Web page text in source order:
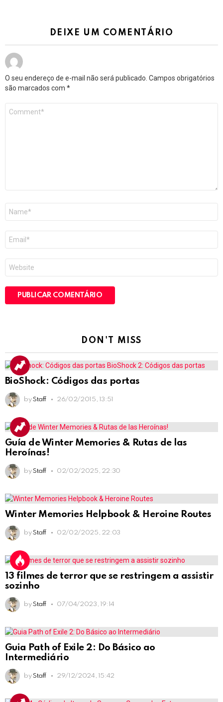
DEIXE UM COMENTÁRIO
O seu endereço de e-mail não será publicado. Campos obrigatórios
são marcados com *
mail
*
DON'T MISS
BioShock: Códigos das portas
by Staff 26/02/2015, 13:51
Guía de Winter Memories & Rutas de las
Heroínas!
by Staff 02/02/2025, 22:30
Winter Memories Helpbook & Heroine Routes
by Staff 02/02/2025, 22:03
13 filmes de terror que se restringem a assistir
sozinho
by Staff 07/04/2023, 19:14
Guia Path of Exile 2: Do Básico ao
Intermediário
by Staff 29/12/2024, 15:42